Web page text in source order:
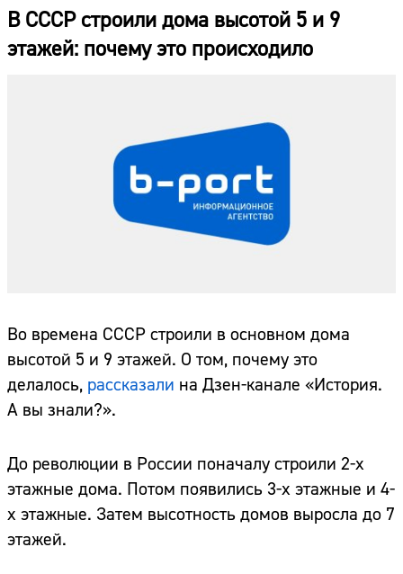
В СССР строили дома высотой 5 и 9
этажей: почему это происходило
Во времена СССР строили в основном дома
высотой 5 и 9 этажей. О том, почему это
делалось, рассказали на Дзен-канале «История.
А вы знали?».
До революции в России поначалу строили 2-х
этажные дома. Потом появились 3-х этажные и 4-
х этажные. Затем высотность домов выросла до 7
этажей.
Курсы валют